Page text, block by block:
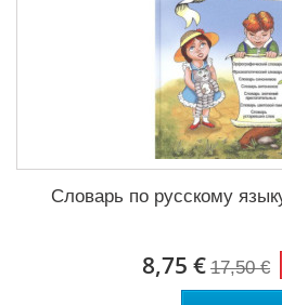
Словарь по русскому
8,75 € 17,50 €